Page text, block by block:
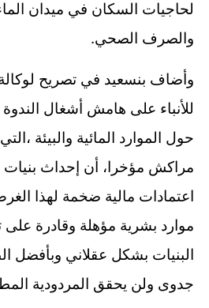
لحاجيات السكان في ميدان
والصرف الصحي.
وأضاف بنسعيد في تصريح
للأنباء على هامش أشغال الندوة
حول الموارد المائية والبيئة
مراكش مؤخرا، أن إحداث بنيات
اعتمادات مالية ضخمة لهذا
موارد بشرية مؤهلة وقادرة على
البنيات بشكل عقلاني
جدوى ولن يحقق المردودية